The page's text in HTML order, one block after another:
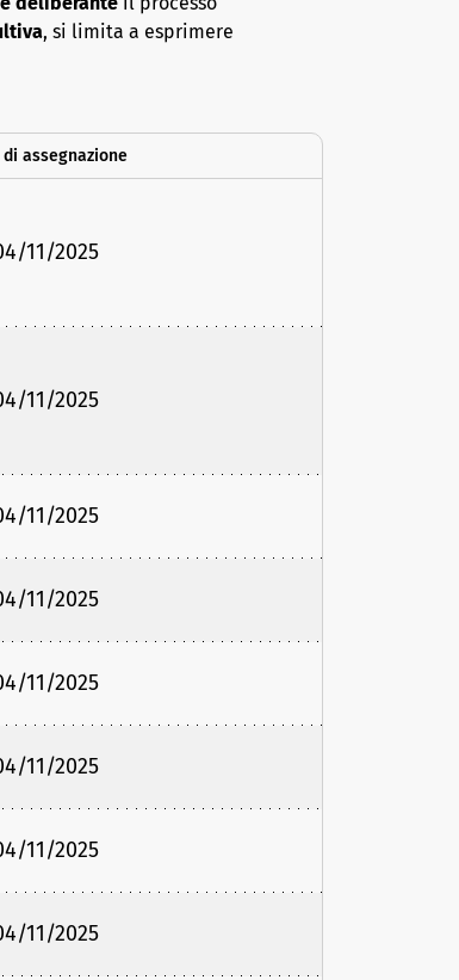
, si limita a esprimere
di assegnazione
11/2025
11/2025
11/2025
11/2025
11/2025
11/2025
11/2025
11/2025